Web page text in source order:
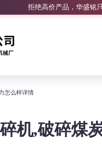
拒绝高价产品，华盛铭
怎么样详情
机,破碎煤